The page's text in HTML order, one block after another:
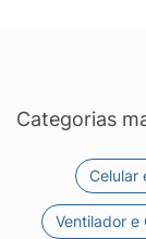
Categorias
Celular
Ventilador e